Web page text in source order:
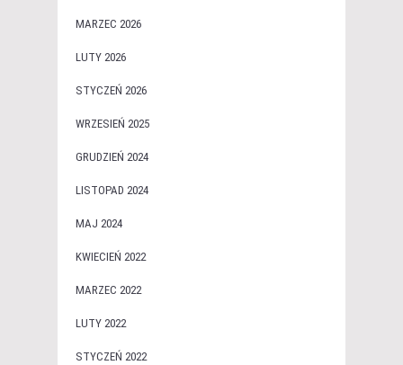
MARZEC 2026
LUTY 2026
STYCZEŃ 2026
WRZESIEŃ 2025
GRUDZIEŃ 2024
LISTOPAD 2024
MAJ 2024
KWIECIEŃ 2022
MARZEC 2022
LUTY 2022
STYCZEŃ 2022